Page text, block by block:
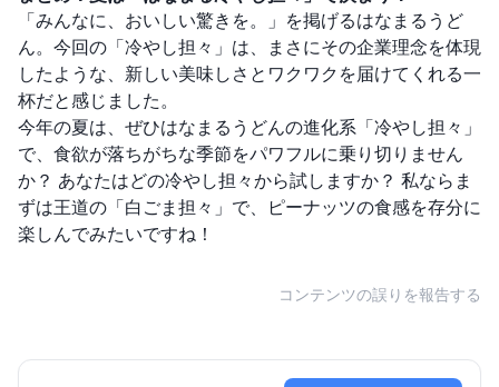
「みんなに、おいしい驚きを。」を掲げるはなまるうど
ん。今回の「冷やし担々」は、まさにその企業理念を体現
したような、新しい美味しさとワクワクを届けてくれる一
杯だと感じました。
今年の夏は、ぜひはなまるうどんの進化系「冷やし担々」
で、食欲が落ちがちな季節をパワフルに乗り切りません
か？ あなたはどの冷やし担々から試しますか？ 私ならま
ずは王道の「白ごま担々」で、ピーナッツの食感を存分に
楽しんでみたいですね！
コンテンツの誤りを報告する